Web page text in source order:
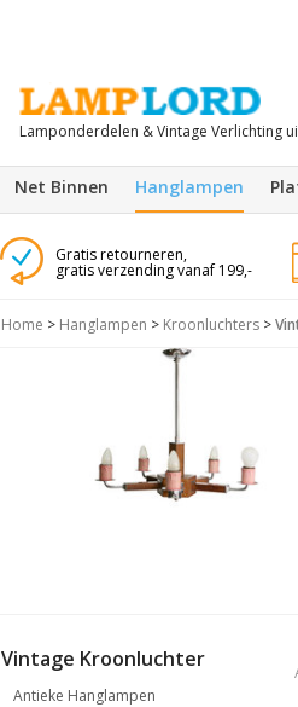
Lamponderdelen & Vintage Verlichting
Net Binnen Hanglampen
Gratis retourneren,
gratis verzending vanaf 199,-
Home > Hanglampen > Kroonluchters >
Vintage Kroonluchter
Antieke Hanglampen